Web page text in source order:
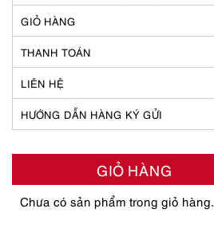
GIỎ HÀNG
THANH TOÁN
LIÊN HỆ
HƯỚNG DẪN HÀNG KÝ GỬI
GIỎ HÀNG
Chưa có sản phẩm trong giỏ hàng.